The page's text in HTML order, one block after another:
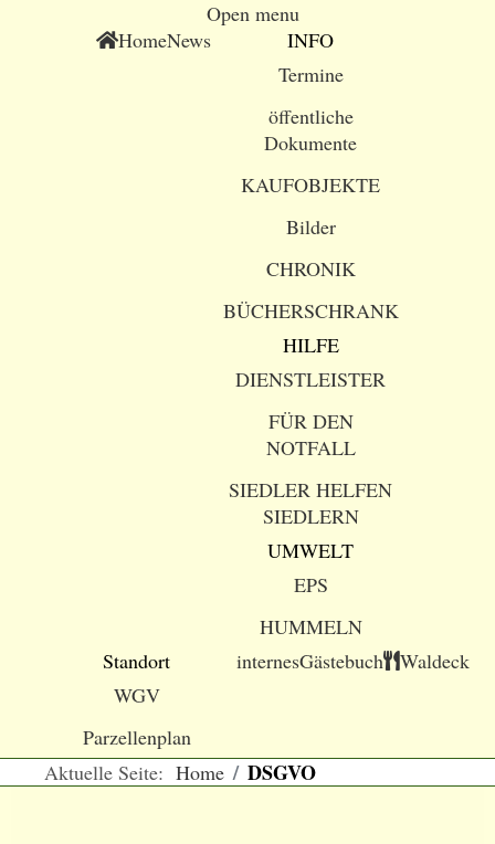
Open menu
HomeNews
INFO
Termine
öffentliche
Dokumente
KAUFOBJEKTE
Bilder
CHRONIK
BÜCHERSCHRANK
HILFE
DIENSTLEISTER
FÜR DEN
NOTFALL
SIEDLER HELFEN
SIEDLERN
UMWELT
EPS
HUMMELN
Standort
WGV
Parzellenplan
internesGästebuch Waldeck
Aktuelle Seite: Home DSGVO